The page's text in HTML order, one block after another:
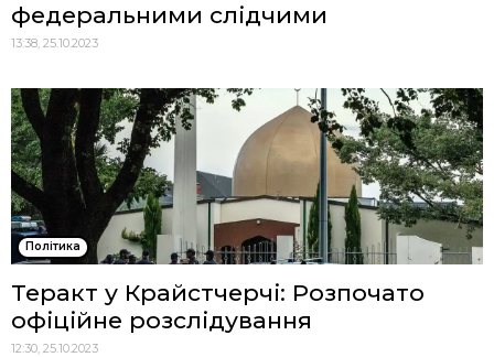
федеральними слідчими
13:38, 25.10.2023
Політика
Теракт у Крайстчерчі: Розпочато
офіційне розслідування
12:30, 25.10.2023